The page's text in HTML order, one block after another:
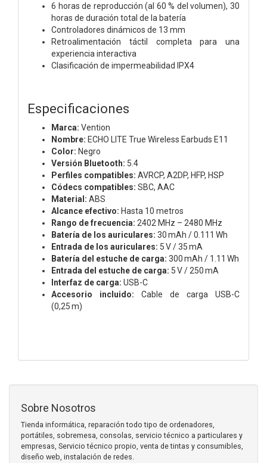
6 horas de reproducción (al 60 % del volumen), 30
horas de duración total de la batería
Controladores dinámicos de 13 mm
Retroalimentación táctil completa para una
experiencia interactiva
Clasificación de impermeabilidad IPX4
Especificaciones
Marca: Vention
Nombre: ECHO LITE True Wireless Earbuds E11
Color: Negro
Versión Bluetooth: 5.4
Perfiles compatibles: AVRCP, A2DP, HFP, HSP
Códecs compatibles: SBC, AAC
Material: ABS
Alcance efectivo: Hasta 10 metros
Rango de frecuencia: 2402 MHz – 2480 MHz
Batería de los auriculares: 30 mAh / 0.111 Wh
Entrada de los auriculares: 5 V / 35 mA
Batería del estuche de carga: 300 mAh / 1.11 Wh
Entrada del estuche de carga: 5 V / 250 mA
Interfaz de carga: USB-C
Accesorio incluido: Cable de carga USB-C
(0,25 m)
Sobre Nosotros
Tienda informática, reparación todo tipo de ordenadores,
portátiles, sobremesa, consolas, servicio técnico a particulares y
empresas, Servicio técnico propio, venta de tintas y consumibles,
diseño web, instalación de redes.